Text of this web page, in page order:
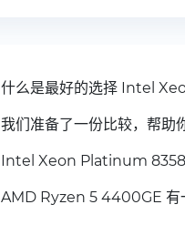
什么是最好的选择 Intel
我们准备了一份比较，帮助
Intel Xeon Platinum
AMD Ryzen 5 4400GE 有